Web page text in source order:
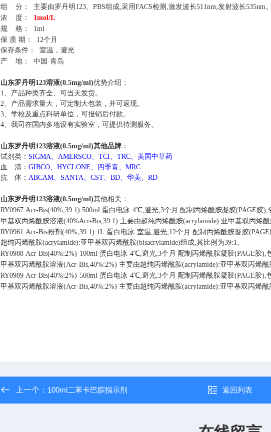
组
分：
主要由罗丹明123、PBS组成,采用FACS检测,激发波长511nm,发射波长535nm
浓
度：
1mol/L
规
格：
1ml
保 质 期：
12个月
保存条件：
室温，避光
产
地： 中国 ·青岛
山东罗丹明123溶液(0.5mg/ml)优势介绍：
1、 产品种类齐全、可当天发货。
2、 产品需求量大，可定制大包装，并可返现。
3、学校及重点科研单位，可报销后付款。
4、我司在国内多地设有实验室，可提供待测服务。
山东罗丹明123溶液(0.5mg/ml)其他品牌 ：
试剂类： SIGMA、AMERSCO、TCI、TRC、美国中草药
血 清：GIBCO、HYCLONE、四季青、MRC
抗 体：ABCAM、SANTA、CST、BD、华美、RD
山东罗丹明123溶液(0.5mg/ml)其他相关：
RY0967 Acr-Bis(40%,39:1) 500ml 蛋白电泳 4℃,避光,3个月 配制丙烯酰胺凝胶(PAGE胶
甲基双丙烯酰胺溶液(40%Acr-Bis,39:1) 主要由超纯丙烯酰胺(acrylamide):亚甲基双丙烯
RY0961 Acr-Bis粉剂(40%,39:1) 1L 蛋白电泳 室温,避光,12个月 配制丙烯酰胺凝胶
超纯丙烯酰胺(acrylamide):亚甲基双丙烯酰胺(bisacrylamide)组成,其比例为39:1。
RY0988 Acr-Bis(40%:2%) 100ml 蛋白电泳 4℃,避光,3个月 配制丙烯酰胺凝胶(PAGE胶),
甲基双丙烯酰胺溶液(Acr-Bis,40%:2%) 主要由超纯丙烯酰胺(acrylamide):亚甲基双丙烯
RY0989 Acr-Bis(40%:2%) 500ml 蛋白电泳 4℃,避光,3个月 配制丙烯酰胺凝胶(PAGE胶),
甲基双丙烯酰胺溶液(Acr-Bis,40%:2%) 主要由超纯丙烯酰胺(acrylamide):亚甲基双丙烯
上一个： 100ml二苯卡巴腙指示剂 返回列表